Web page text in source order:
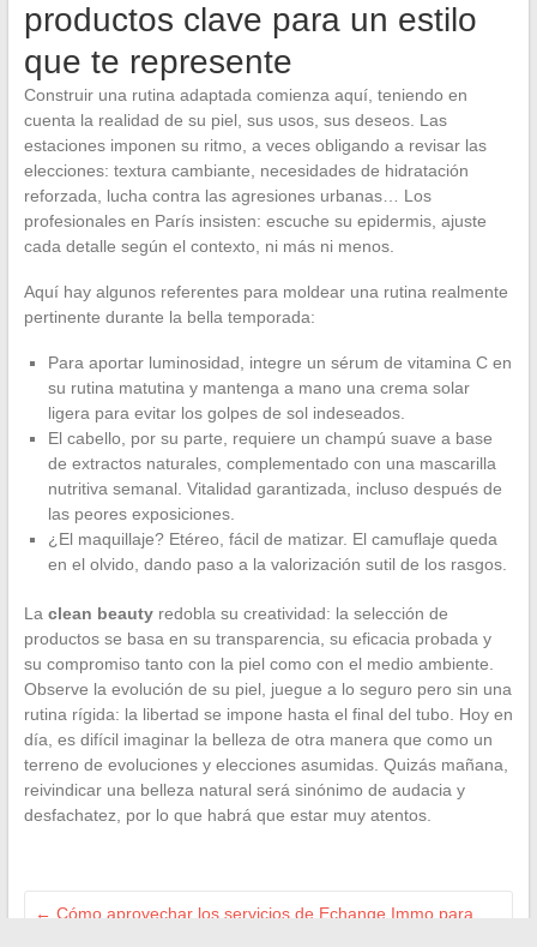
productos clave para un estilo
que te represente
Construir una rutina adaptada comienza aquí, teniendo en
cuenta la realidad de su piel, sus usos, sus deseos. Las
estaciones imponen su ritmo, a veces obligando a revisar las
elecciones: textura cambiante, necesidades de hidratación
reforzada, lucha contra las agresiones urbanas… Los
profesionales en París insisten: escuche su epidermis, ajuste
cada detalle según el contexto, ni más ni menos.
Aquí hay algunos referentes para moldear una rutina realmente
pertinente durante la bella temporada:
Para aportar luminosidad, integre un sérum de vitamina C en
su rutina matutina y mantenga a mano una crema solar
ligera para evitar los golpes de sol indeseados.
El cabello, por su parte, requiere un champú suave a base
de extractos naturales, complementado con una mascarilla
nutritiva semanal. Vitalidad garantizada, incluso después de
las peores exposiciones.
¿El maquillaje? Etéreo, fácil de matizar. El camuflaje queda
en el olvido, dando paso a la valorización sutil de los rasgos.
La clean beautyredobla su creatividad: la selección de
productos se basa en su transparencia, su eficacia probada y
su compromiso tanto con la piel como con el medio ambiente.
Observe la evolución de su piel, juegue a lo seguro pero sin una
rutina rígida: la libertad se impone hasta el final del tubo. Hoy en
día, es difícil imaginar la belleza de otra manera que como un
terreno de evoluciones y elecciones asumidas. Quizás mañana,
reivindicar una belleza natural será sinónimo de audacia y
desfachatez, por lo que habrá que estar muy atentos.
← Cómo aprovechar los servicios de Echange Immo para